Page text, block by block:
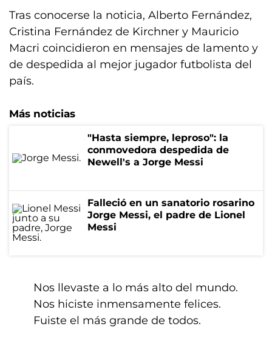
Tras conocerse la noticia, Alberto Fernández,
Cristina Fernández de Kirchner y Mauricio
Macri coincidieron en mensajes de lamento y
de despedida al mejor jugador futbolista del
país.
Más noticias
"Hasta siempre, leproso": la
conmovedora despedida de
Newell's a Jorge Messi
Falleció en un sanatorio rosarino
Jorge Messi, el padre de Lionel
Messi
Nos llevaste a lo más alto del mundo.
Nos hiciste inmensamente felices.
Fuiste el más grande de todos.